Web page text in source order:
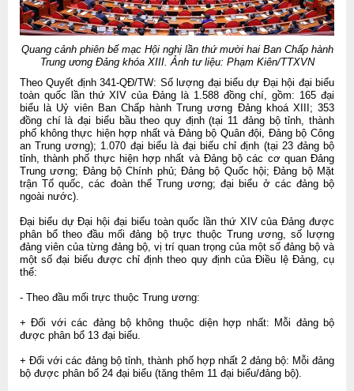
Quang cảnh phiên bế mạc Hội nghị lần thứ mười hai Ban Chấp hành
Trung ương Đảng khóa XIII. Ảnh tư liệu: Phạm Kiên/TTXVN
Theo Quyết định 341-QĐ/TW: Số lượng đại biểu dự Đại hội đại biểu
toàn quốc lần thứ XIV của Đảng là 1.588 đồng chí, gồm: 165 đại
biểu là Uỷ viên Ban Chấp hành Trung ương Đảng khoá XIII; 353
đồng chí là đại biểu bầu theo quy định (tại 11 đảng bộ tỉnh, thành
phố không thực hiện hợp nhất và Đảng bộ Quân đội, Đảng bộ Công
an Trung ương); 1.070 đại biểu là đại biểu chỉ định (tại 23 đảng bộ
tỉnh, thành phố thực hiện hợp nhất và Đảng bộ các cơ quan Đảng
Trung ương; Đảng bộ Chính phủ; Đảng bộ Quốc hội; Đảng bộ Mặt
trận Tổ quốc, các đoàn thể Trung ương; đại biểu ở các đảng bộ
ngoài nước).
Đại biểu dự Đại hội đại biểu toàn quốc lần thứ XIV của Đảng được
phân bổ theo đầu mối đảng bộ trực thuộc Trung ương, số lượng
đảng viên của từng đảng bộ, vị trí quan trọng của một số đảng bộ và
một số đại biểu được chỉ định theo quy định của Điều lệ Đảng, cụ
thể:
- Theo đầu mối trực thuộc Trung ương:
+ Đối với các đảng bộ không thuộc diện hợp nhất: Mỗi đảng bộ
được phân bổ 13 đại biểu.
+ Đối với các đảng bộ tỉnh, thành phố hợp nhất 2 đảng bộ: Mỗi đảng
bộ được phân bổ 24 đại biểu (tăng thêm 11 đại biểu/đảng bộ).